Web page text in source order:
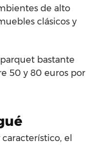
de alto
clásicos y
bastante
50 y 80 euros por
el